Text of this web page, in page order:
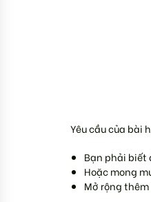
Yêu cầu của bài
Bạn phải biết
Hoặc mong
Mở rộng